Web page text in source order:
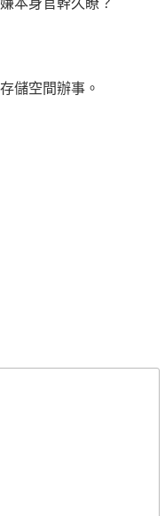
儲空間辦事。